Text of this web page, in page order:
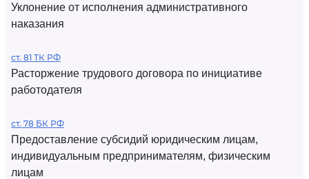
Уклонение от исполнения административного
наказания
ст. 81 ТК РФ
Расторжение трудового договора по инициативе
работодателя
ст. 78 БК РФ
Предоставление субсидий юридическим лицам,
индивидуальным предпринимателям, физическим
лицам